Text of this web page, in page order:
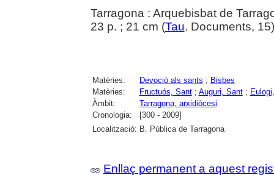
Tarragona : Arquebisbat de
23 p. ; 21 cm (Tau. Documents,
Matèries: Devoció als sants ; Bisbes
Matèries:
Fructuós, Sant; Auguri, Sant;
Àmbit:
Tarragona, arxidiòcesi
Cronologia:
[300 - 2009]
Localització: B. Pública de Tarragona
Enllaç permanent a aquest